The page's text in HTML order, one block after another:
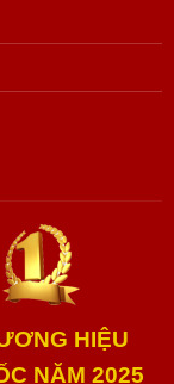
HIỆU
NĂM 2025